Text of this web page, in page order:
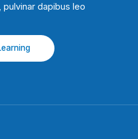
dapibus leo.​